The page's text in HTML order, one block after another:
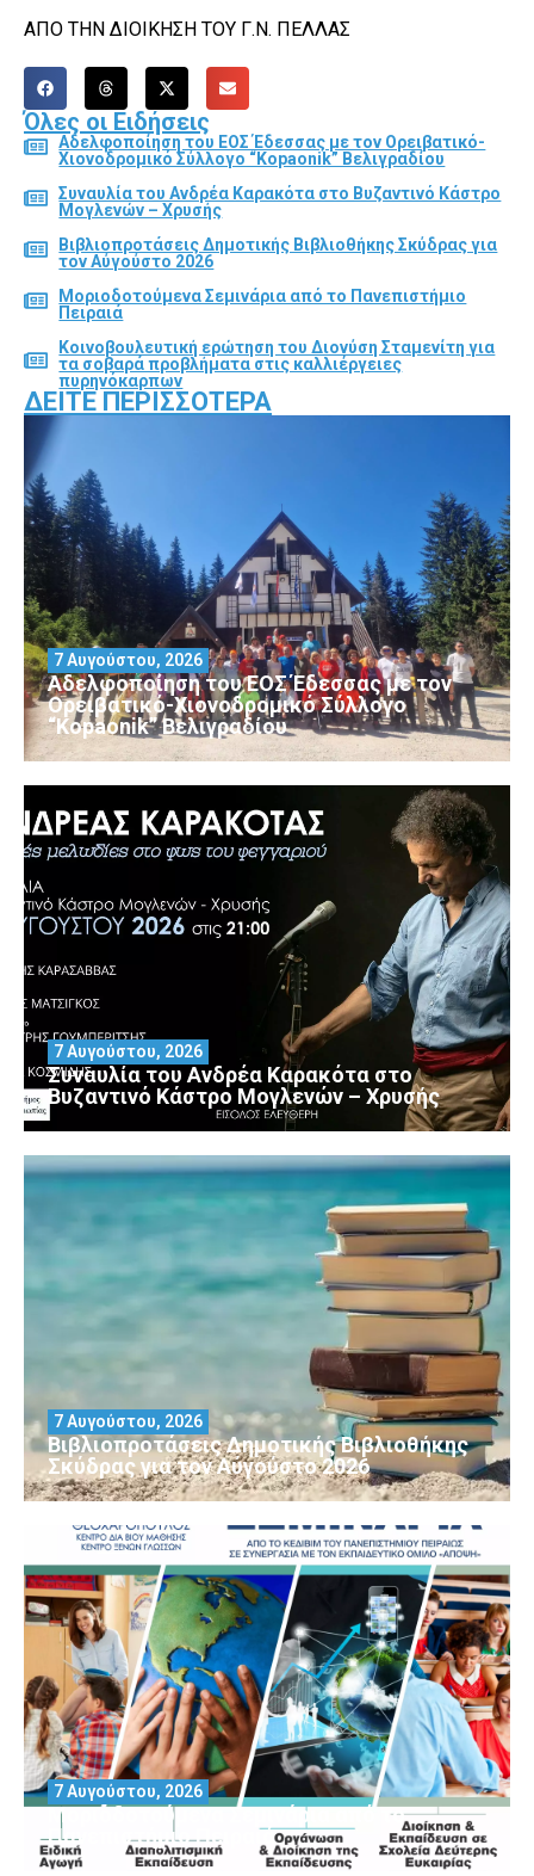
ΑΠΟ ΤΗΝ ΔΙΟΙΚΗΣΗ ΤΟΥ Γ.Ν. ΠΕΛΛΑΣ
Όλες οι Ειδήσεις
Αδελφοποίηση του ΕΟΣ Έδεσσας με τον Ορειβατικό-
Χιονοδρομικό Σύλλογο “Kopaonik” Βελιγραδίου
Συναυλία του Ανδρέα Καρακότα στο Βυζαντινό Κάστρο
Μογλενών – Χρυσής
Βιβλιοπροτάσεις Δημοτικής Βιβλιοθήκης Σκύδρας για
τον Αύγούστο 2026
Μοριοδοτούμενα Σεμινάρια από το Πανεπιστήμιο
Πειραιά
Κοινοβουλευτική ερώτηση του Διονύση Σταμενίτη για
τα σοβαρά προβλήματα στις καλλιέργειες
πυρηνόκαρπων
ΔΕΊΤΕ ΠΕΡΙΣΣΌΤΕΡΑ
Αδελφοποίηση του ΕΟΣ Έδεσσας με τον
Ορειβατικό-Χιονοδρομικό Σύλλογο
“Kopaonik” Βελιγραδίου
7 Αυγούστου, 2026
Συναυλία του Ανδρέα Καρακότα στο
Βυζαντινό Κάστρο Μογλενών – Χρυσής
7 Αυγούστου, 2026
Βιβλιοπροτάσεις Δημοτικής Βιβλιοθήκης
Σκύδρας για τον Αύγούστο 2026
7 Αυγούστου, 2026
Μοριοδοτούμενα Σεμινάρια από το
Πανεπιστήμιο Πειραιά
7 Αυγούστου, 2026